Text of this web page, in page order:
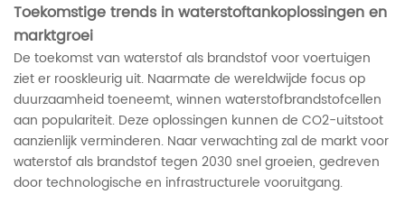
Toekomstige trends in waterstoftankoplossingen en
marktgroei
De toekomst van waterstof als brandstof voor voertuigen
ziet er rooskleurig uit. Naarmate de wereldwijde focus op
duurzaamheid toeneemt, winnen waterstofbrandstofcellen
aan populariteit. Deze oplossingen kunnen de CO2-uitstoot
aanzienlijk verminderen. Naar verwachting zal de markt voor
waterstof als brandstof tegen 2030 snel groeien, gedreven
door technologische en infrastructurele vooruitgang.